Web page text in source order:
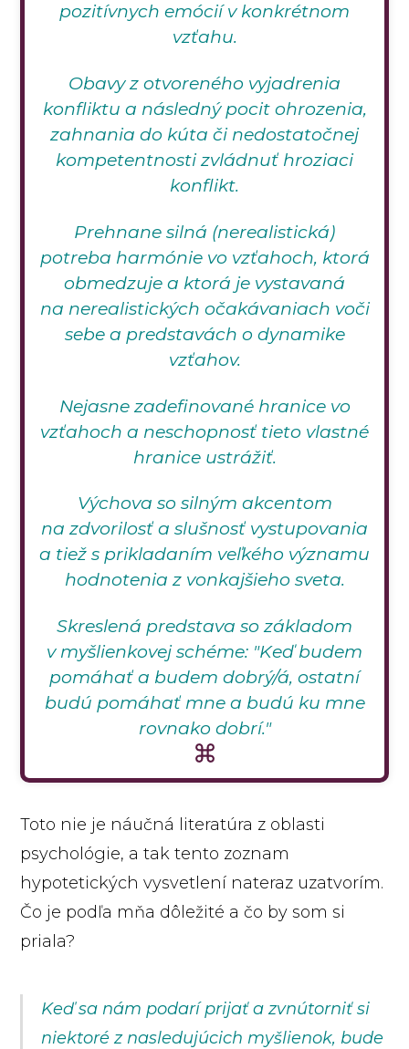
pozitívnych emócií v konkrétnom
vzťahu.
Obavy z otvoreného vyjadrenia
konfliktu a následný pocit ohrozenia,
zahnania do kúta či nedostatočnej
kompetentnosti zvládnuť hroziaci
konflikt.
Prehnane silná (nerealistická)
potreba harmónie vo vzťahoch, ktorá
obmedzuje a ktorá je vystavaná
na nerealistických očakávaniach voči
sebe a predstavách o dynamike
vzťahov.
Nejasne zadefinované hranice vo
vzťahoch a neschopnosť tieto vlastné
hranice ustrážiť.
Výchova so silným akcentom
na zdvorilosť a slušnosť vystupovania
a tiež s prikladaním veľkého významu
hodnotenia z vonkajšieho sveta.
Skreslená predstava so základom
v myšlienkovej schéme: "Keď budem
pomáhať a budem dobrý/á, ostatní
budú pomáhať mne a budú ku mne
rovnako dobrí."
Toto nie je náučná literatúra z oblasti
psychológie, a tak tento zoznam
hypotetických vysvetlení nateraz uzatvorím.
Čo je podľa mňa dôležité a čo by som si
priala?
Keď sa nám podarí prijať a zvnútorniť si
niektoré z nasledujúcich myšlienok, bude